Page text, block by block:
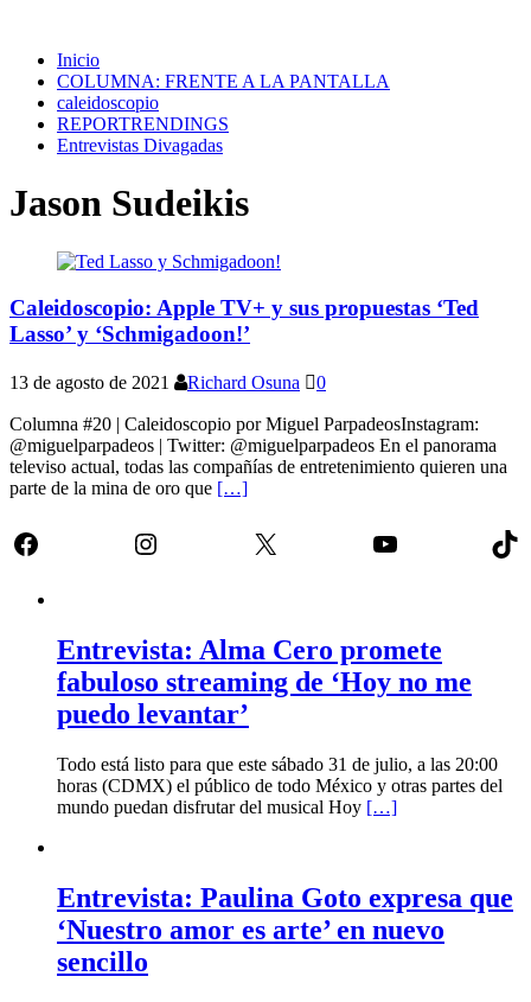
Inicio
COLUMNA: FRENTE A LA PANTALLA
caleidoscopio
REPORTRENDINGS
Entrevistas Divagadas
Jason Sudeikis
Caleidoscopio: Apple TV+ y sus propuestas ‘Ted
Lasso’ y ‘Schmigadoon!’
13 de agosto de 2021 Richard Osuna 0
Columna #20 | Caleidoscopio por Miguel ParpadeosInstagram:
@miguelparpadeos | Twitter: @miguelparpadeos En el panorama
televiso actual, todas las compañías de entretenimiento quieren una
parte de la mina de oro que […]
Facebook Instagram X YouTube
Entrevista: Alma Cero promete
fabuloso streaming de ‘Hoy no me
puedo levantar’
Todo está listo para que este sábado 31 de julio, a las 20:00
horas (CDMX) el público de todo México y otras partes del
mundo puedan disfrutar del musical Hoy […]
Entrevista: Paulina Goto expresa que
‘Nuestro amor es arte’ en nuevo
sencillo